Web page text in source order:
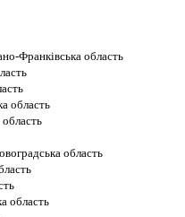
Франківська область
область
область
область
область